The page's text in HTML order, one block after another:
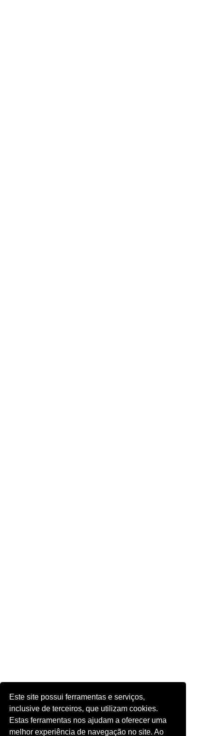
Este site possui ferramentas e serviços,
inclusive de terceiros, que utilizam cookies.
Estas ferramentas nos ajudam a oferecer uma
melhor experiência de navegação no site. Ao